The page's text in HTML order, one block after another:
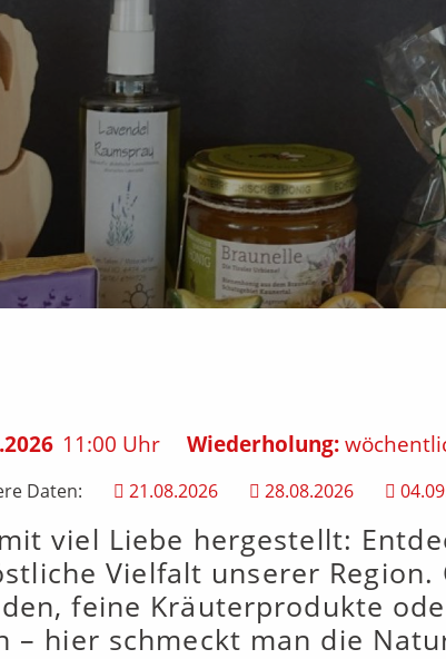
11:00 Uhr Wiederholung:
Daten: 21.08.2026 28.08.2026
viel Liebe hergestellt:
Vielfalt unserer
feine Kräuterprodukte
– hier schmeckt man die